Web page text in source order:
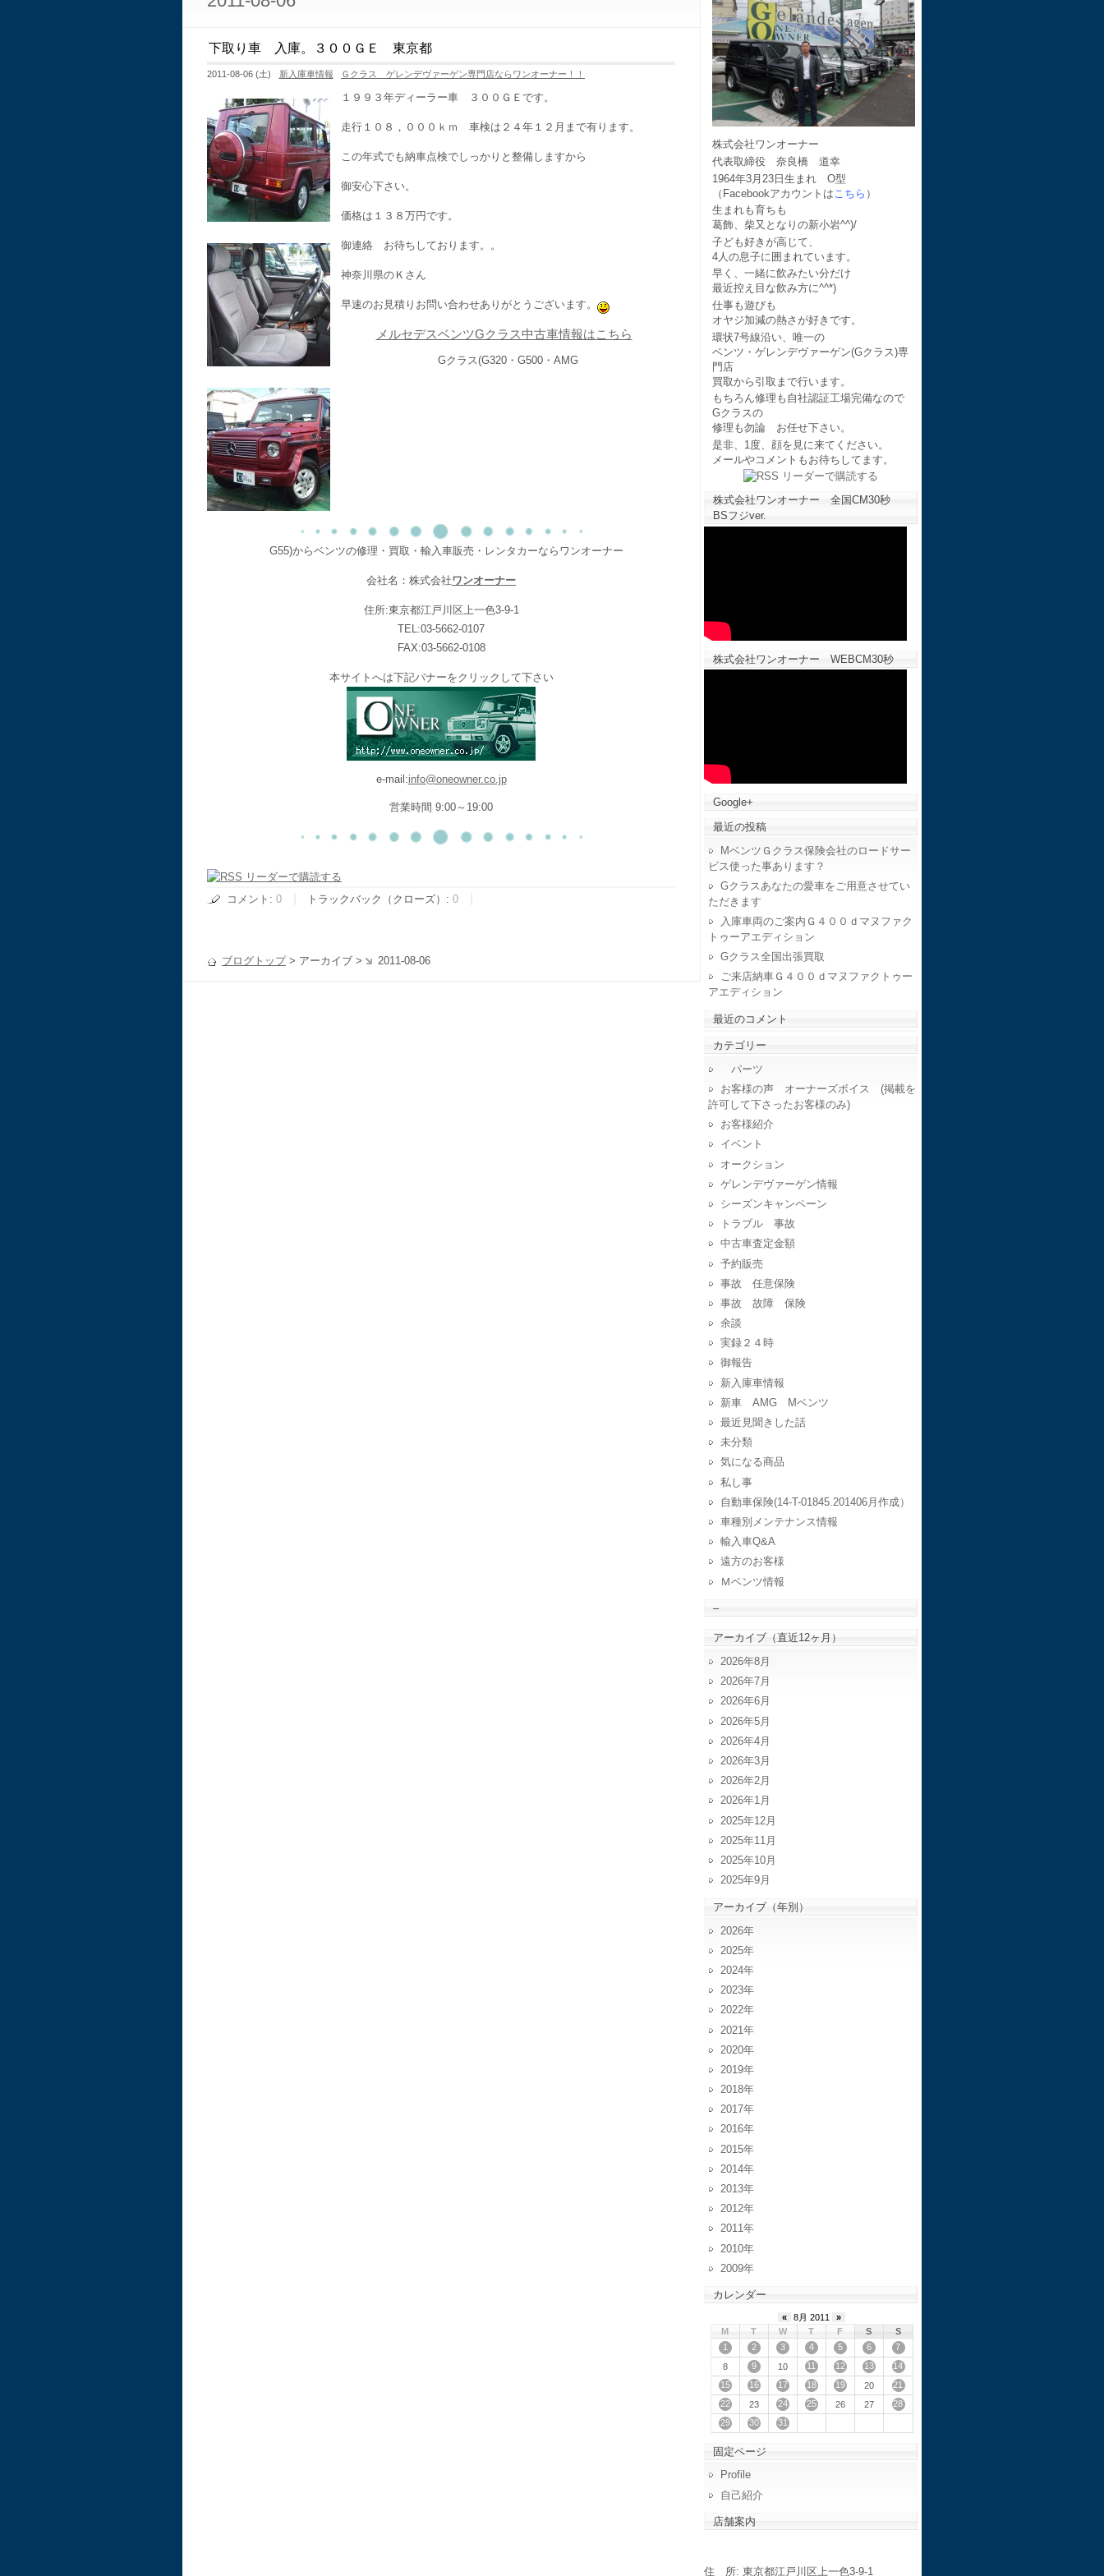
下取り車 入庫。３００ＧＥ 東京都
2011-08-06 (土) 新入庫車情報 Ｇクラス ゲレンデヴァーゲン専門店ならワンオーナー！！
１９９３年ディーラー車 ３００ＧＥです。
走行１０８，０００ｋｍ 車検は２４年１２月まで有ります。
この年式でも納車点検でしっかりと整備しますから
御安心下さい。
価格は１３８万円です。
御連絡 お待ちしております。。
神奈川県のＫさん
早速のお見積りお問い合わせありがとうございます。
メルセデスベンツGクラス中古車情報はこちら
Gクラス(G320・G500・AMG
G55)からベンツの修理・買取・輸入車販売・レンタカーならワンオーナー
会社名：株式会社ワンオーナー
住所:東京都江戸川区上一色3-9-1
TEL:03-5662-0107
FAX:03-5662-0108
本サイトへは下記バナーをクリックして下さい
e-mail:info@oneowner.co.jp
営業時間 9:00～19:00
コメント : 0 トラックバック（クローズ）: 0
ブログトップ> アーカイブ > 2011-08-06
株式会社ワンオーナー
代表取締役 奈良橋 道幸
1964年3月23日生まれ O型
（Facebookアカウントは こちら ）
生まれも育ちも
葛飾、柴又となりの新小岩^^)/
子ども好きが高じて、
4人の息子に囲まれています。
早く、一緒に飲みたい分だけ
最近控え目な飲み方に^^*)
仕事も遊びも
オヤジ加減の熱さが好きです。
環状7号線沿い、唯一の
ベンツ・ゲレンデヴァーゲン(Gクラス)専
門店
買取から引取まで行います。
もちろん修理も自社認証工場完備なので
Gクラスの
修理も勿論 お任せ下さい。
是非、1度、顔を見に来てください。
メールやコメントもお待ちしてます。
株式会社ワンオーナー 全国CM30秒
BSフジver.
株式会社ワンオーナー WEBCM30秒
Google+
最近の投稿
MベンツＧクラス保険会社のロードサー
ビス使った事あります？
Gクラスあなたの愛車をご用意させてい
ただきます
入庫車両のご案内Ｇ４００ｄマヌファク
トゥーアエディション
Gクラス全国出張買取
ご来店納車Ｇ４００ｄマヌファクトゥー
アエディション
最近のコメント
カテゴリー
パーツ
お客様の声 オーナーズボイス (掲載を
許可して下さったお客様のみ)
お客様紹介
イベント
オークション
ゲレンデヴァーゲン情報
シーズンキャンペーン
トラブル 事故
中古車査定金額
予約販売
事故 任意保険
事故 故障 保険
余談
実録２４時
御報告
新入庫車情報
新車 AMG Mベンツ
最近見聞きした話
未分類
気になる商品
私し事
自動車保険(14-T-01845.201406月作成）
車種別メンテナンス情報
輸入車Q&A
遠方のお客様
Ｍベンツ情報
–
アーカイブ（直近12ヶ月）
2026年8月
2026年7月
2026年6月
2026年5月
2026年4月
2026年3月
2026年2月
2026年1月
2025年12月
2025年11月
2025年10月
2025年9月
アーカイブ（年別）
2026
2025
2024
2023
2022
2021
2020
2019
2018
2017
2016
2015
2014
2013
2012
2011
2010
2009
カレンダー
« 8月 2011
»
M
T W T F S
S
1
2 3 4 5 6
7
8
9 10 11 12 13
14
15
16 17 18 19 20
21
22
23 24 25 26 27
28
29
30 31
固定ページ
Profile
自己紹介
店舗案内
住 所: 東京都江戸川区上一色3-9-1